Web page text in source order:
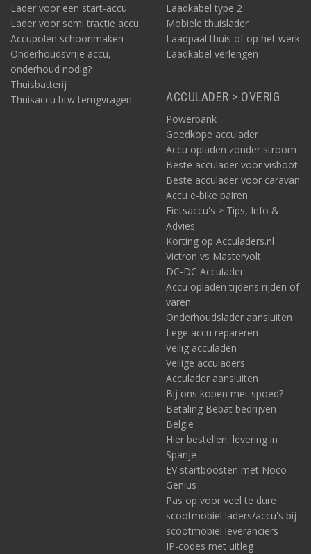
Lader voor een start-accu
Lader voor semi tractie accu
Accupolen schoonmaken
Onderhoudsvrije accu,
onderhoud nodig?
Thuisbatterij
Thuisaccu btw terugvragen
Laadkabel type 2
Mobiele thuislader
Laadpaal thuis of op het werk
Laadkabel verlengen
ACCULADER > OVERIG
Powerbank
Goedkope acculader
Accu opladen zonder stroom
Beste acculader voor visboot
Beste acculader voor caravan
Accu e-bike pairen
Fietsaccu's > Tips, Info &
Advies
Korting op Acculaders.nl
Victron vs Mastervolt
DC-DC Acculader
Accu opladen tijdens rijden of
varen
Onderhoudslader aansluiten
Lege accu repareren
Veilig acculaden
Veilige acculaders
Acculader aansluiten
Bij ons kopen met spoed?
Betaling Bebat bedrijven
België
Hier bestellen, levering in
Spanje
EV startboosten met Noco
Genius
Pas op voor veel te dure
scootmobiel laders/accu's bij
scootmobiel leveranciers
IP-codes met uitleg